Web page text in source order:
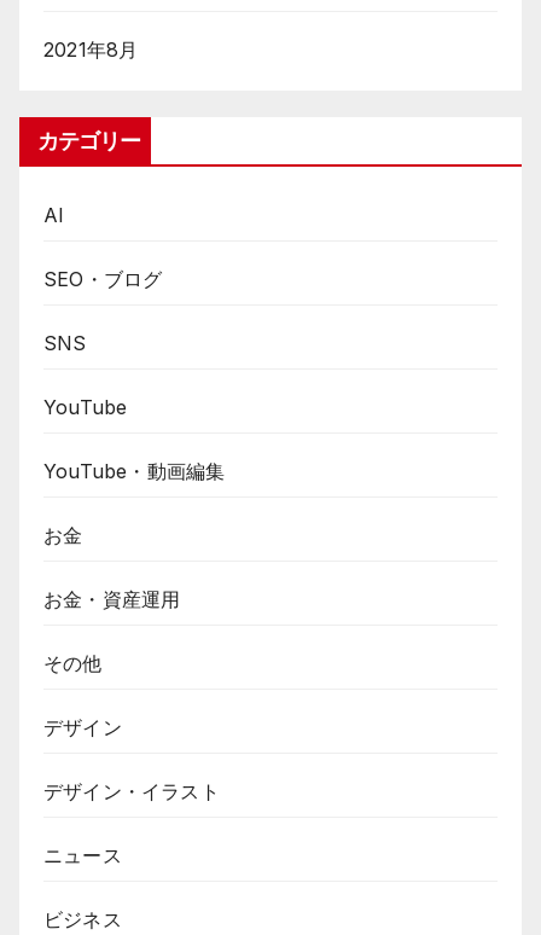
2021年8月
カテゴリー
AI
SEO・ブログ
SNS
YouTube
YouTube・動画編集
お金
お金・資産運用
その他
デザイン
デザイン・イラスト
ニュース
ビジネス